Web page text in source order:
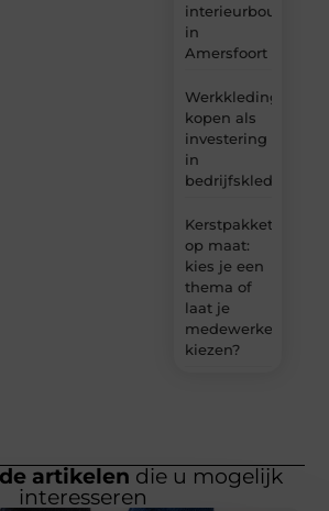
interieurbouw
in
Amersfoort
Werkkleding
kopen als
investering
in
bedrijfskleding
Kerstpakket
op maat:
kies je een
thema of
laat je
medewerkers
kiezen?
artikelen die u mogelijk
interesseren